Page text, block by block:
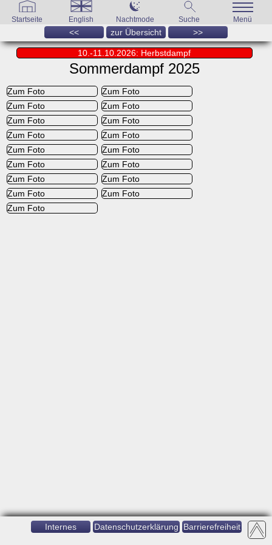
Startseite English Nachtmode Suche Menü
<< zur Übersicht >>
10.-11.10.2026: Herbstdampf
Sommerdampf 2025
Zum Foto
Zum Foto
Zum Foto
Zum Foto
Zum Foto
Zum Foto
Zum Foto
Zum Foto
Zum Foto
Zum Foto
Zum Foto
Zum Foto
Zum Foto
Zum Foto
Zum Foto
Zum Foto
Zum Foto
Internes Datenschutzerklärung Barrierefreiheit